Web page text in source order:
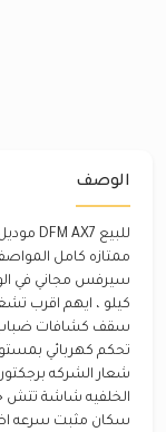
الوصف
كيلو ، ايهم اقرب
تحكم كهربائي